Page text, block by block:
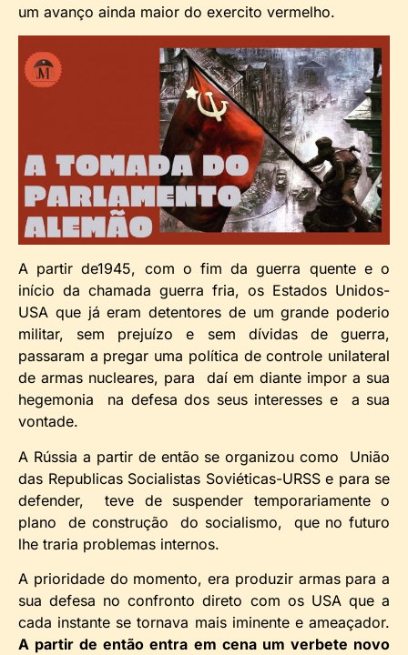
um avanço ainda maior do exercito vermelho.
A partir de1945, com o fim da guerra quente e o
início da chamada guerra fria, os Estados Unidos-
USA que já eram detentores de um grande poderio
militar, sem prejuízo e sem dívidas de guerra,
passaram a pregar uma política de controle unilateral
de armas nucleares, para daí em diante impor a sua
hegemonia na defesa dos seus interesses e a sua
vontade.
A Rússia a partir de então se organizou como União
das Republicas Socialistas Soviéticas-URSS e para se
defender, teve de suspender temporariamente o
plano de construção do socialismo, que no futuro
lhe traria problemas internos.
A prioridade do momento, era produzir armas para a
sua defesa no confronto direto com os USA que a
cada instante se tornava mais iminente e ameaçador.
A partir de então entra em cena um verbete novo